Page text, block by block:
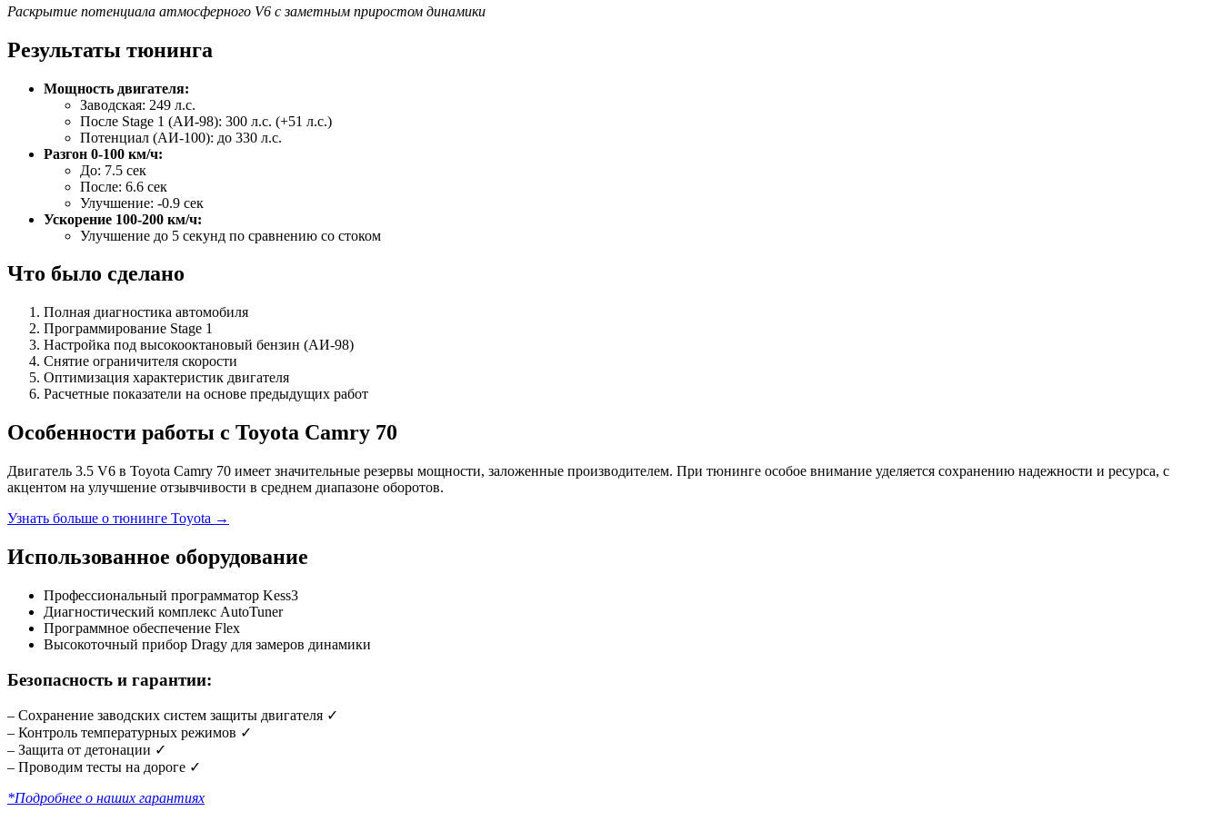
Раскрытие потенциала атмосферного V6 с заметным приростом динамики
Результаты тюнинга
Мощность двигателя:
Заводская: 249 л.с.
После Stage 1 (АИ-98): 300 л.с. (+51 л.с.)
Потенциал (АИ-100): до 330 л.с.
Разгон 0-100 км/ч:
До: 7.5 сек
После: 6.6 сек
Улучшение: -0.9 сек
Ускорение 100-200 км/ч:
Улучшение до 5 секунд по сравнению со стоком
Что было сделано
Полная диагностика автомобиля
Программирование Stage 1
Настройка под высокооктановый бензин (АИ-98)
Снятие ограничителя скорости
Оптимизация характеристик двигателя
Расчетные показатели на основе предыдущих работ
Особенности работы с Toyota Camry 70
Двигатель 3.5 V6 в Toyota Camry 70 имеет значительные резервы мощности, заложенные производителем. При тюнинге особое внимание уделяется сохранению надежности и ресурса, с
акцентом на улучшение отзывчивости в среднем диапазоне оборотов.
Узнать больше о тюнинге Toyota →
Использованное оборудование
Профессиональный программатор Kess3
Диагностический комплекс AutoTuner
Программное обеспечение Flex
Высокоточный прибор Dragy для замеров динамики
Безопасность и гарантии:
– Сохранение заводских систем защиты двигателя ✓
– Контроль температурных режимов ✓
– Защита от детонации ✓
– Проводим тесты на дороге ✓
*Подробнее о наших гарантиях